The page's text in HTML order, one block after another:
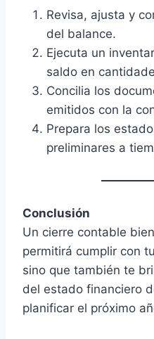
Revisa, ajusta y
del balance.
Ejecuta un
saldo en
Concilia los
emitidos con la
Prepara los
preliminares a
Conclusión
Un cierre contable
permitirá cumplir con
sino que también te
del estado financiero
planificar el próximo